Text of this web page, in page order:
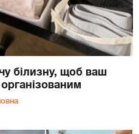
білизну, щоб ваш